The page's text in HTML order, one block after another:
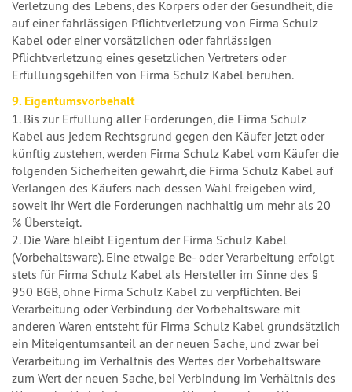
Verletzung des Lebens, des Körpers oder der Gesundheit, die
auf einer fahrlässigen Pflichtverletzung von Firma Schulz
Kabel oder einer vorsätzlichen oder fahrlässigen
Pflichtverletzung eines gesetzlichen Vertreters oder
Erfüllungsgehilfen von Firma Schulz Kabel beruhen.
9. Eigentumsvorbehalt
1. Bis zur Erfüllung aller Forderungen, die Firma Schulz
Kabel aus jedem Rechtsgrund gegen den Käufer jetzt oder
künftig zustehen, werden Firma Schulz Kabel vom Käufer die
folgenden Sicherheiten gewährt, die Firma Schulz Kabel auf
Verlangen des Käufers nach dessen Wahl freigeben wird,
soweit ihr Wert die Forderungen nachhaltig um mehr als 20
% Übersteigt.
2. Die Ware bleibt Eigentum der Firma Schulz Kabel
(Vorbehaltsware). Eine etwaige Be- oder Verarbeitung erfolgt
stets für Firma Schulz Kabel als Hersteller im Sinne des §
950 BGB, ohne Firma Schulz Kabel zu verpflichten. Bei
Verarbeitung oder Verbindung der Vorbehaltsware mit
anderen Waren entsteht für Firma Schulz Kabel grundsätzlich
ein Miteigentumsanteil an der neuen Sache, und zwar bei
Verarbeitung im Verhältnis des Wertes der Vorbehaltsware
zum Wert der neuen Sache, bei Verbindung im Verhältnis des